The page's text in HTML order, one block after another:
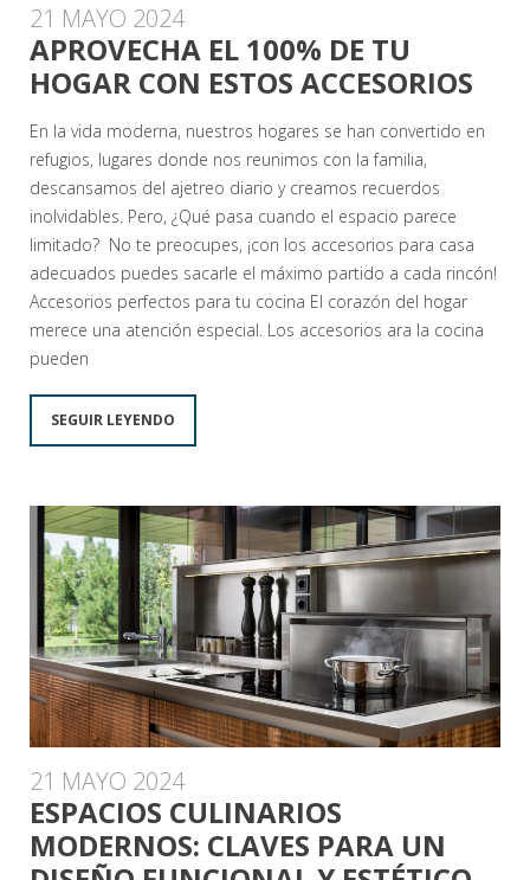
21 MAYO 2024
APROVECHA EL 100% DE TU
HOGAR CON ESTOS ACCESORIOS
En la vida moderna, nuestros hogares se han convertido en
refugios, lugares donde nos reunimos con la familia,
descansamos del ajetreo diario y creamos recuerdos
inolvidables. Pero, ¿Qué pasa cuando el espacio parece
limitado? No te preocupes, ¡con los accesorios para casa
adecuados puedes sacarle el máximo partido a cada rincón!
Accesorios perfectos para tu cocina El corazón del hogar
merece una atención especial. Los accesorios ara la cocina
pueden
SEGUIR LEYENDO
21 MAYO 2024
ESPACIOS CULINARIOS
MODERNOS: CLAVES PARA UN